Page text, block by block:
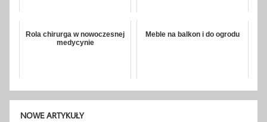
Rola chirurga w nowoczesnej
medycynie
Meble na balkon i do ogrodu
NOWE ARTYKUŁY